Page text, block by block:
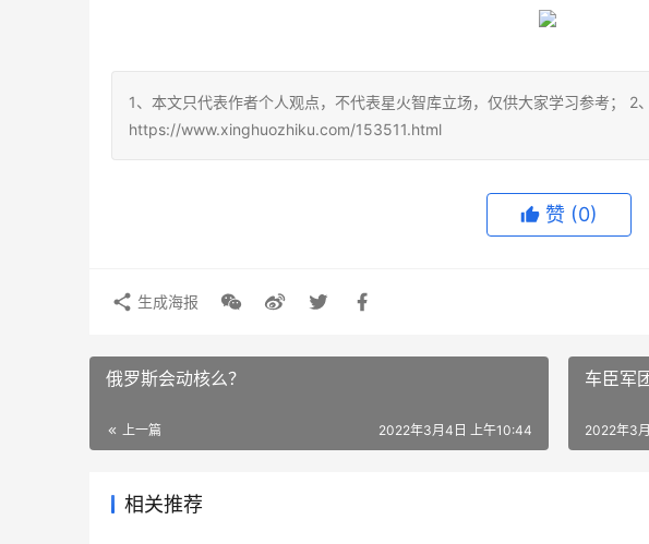
1、本文只代表作者个人观点，不代表星火智库立场，仅供大家学习参考； 2
https://www.xinghuozhiku.com/153511.html
赞 (0)
生成海报
俄罗斯会动核么？
上一篇 2022年3月4日 上午10:44
车臣军
2022年3
相关推荐